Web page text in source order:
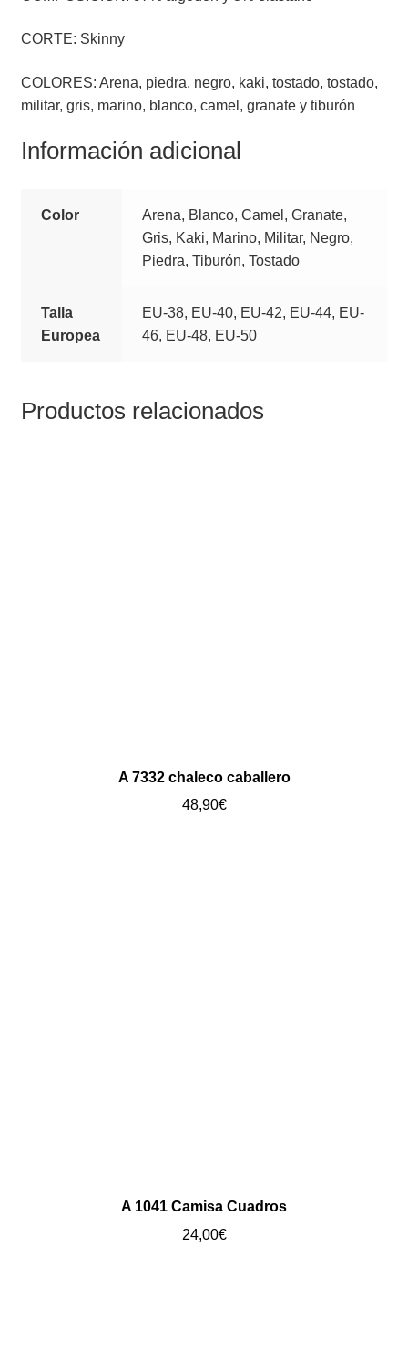
CORTE: Skinny
COLORES: Arena, piedra, negro, kaki, tostado, tostado,
militar, gris, marino, blanco, camel, granate y tiburón
Información adicional
Color
Arena, Blanco, Camel, Granate,
Gris, Kaki, Marino, Militar, Negro,
Piedra, Tiburón, Tostado
Talla
Europea
EU-38, EU-40, EU-42, EU-44, EU-
46, EU-48, EU-50
Productos relacionados
A 7332 chaleco caballero
48,90€
A 1041 Camisa Cuadros
24,00€